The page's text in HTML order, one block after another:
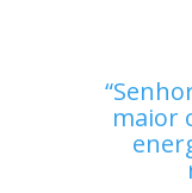
maior